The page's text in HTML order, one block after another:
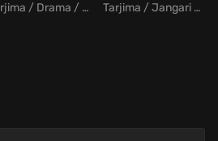
Tarjima / Drama / Hind
Tarjima / Jangari / Drama / Sarguzasht